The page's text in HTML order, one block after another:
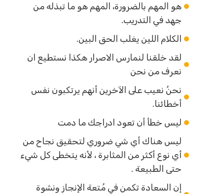
هو المهم بالضرورة، المهم هو ما تبذله من
جهد في التدريب.
الكلام اللين يغلب الحق البين.
لقد خلقنا لنمارس الاصرار هكذا نستطيع ان
نعرف من نحن
نحنُ نعيب على الآخرين أنهم يرتكبون نفس
أخطائنا.
ليس خطأ أن تعود ادراجك ما دمت
ليس هناك أي شي ضروري لتحقيق نجاح من
أي نوع أكثر من المثابرة ، لأنه يتخطى كل شيء
حتى الطبيعة .
إن السعادة تكمن في مُتعة الإنجاز ونشوة